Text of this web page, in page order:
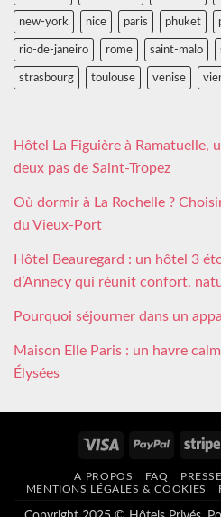
new-york nice paris phuket
rio-de-janeiro rome saint-malo
strasbourg toulouse venise
Hôtel La Figuière à Ramatuelle,
deux pas de Saint-Tropez
Où dormir à La Rochelle ?
du Vieux-Port
Hôtel Beauregard : un hôtel 3
d’Annecy qui réunit confort,
Pourquoi séjourner dans un
Maison Elle Paris : un havre
Élysées
Visa PayPal
A PROPOS FAQ PRESSE
MENTIONS LÉGALES & COOKIES